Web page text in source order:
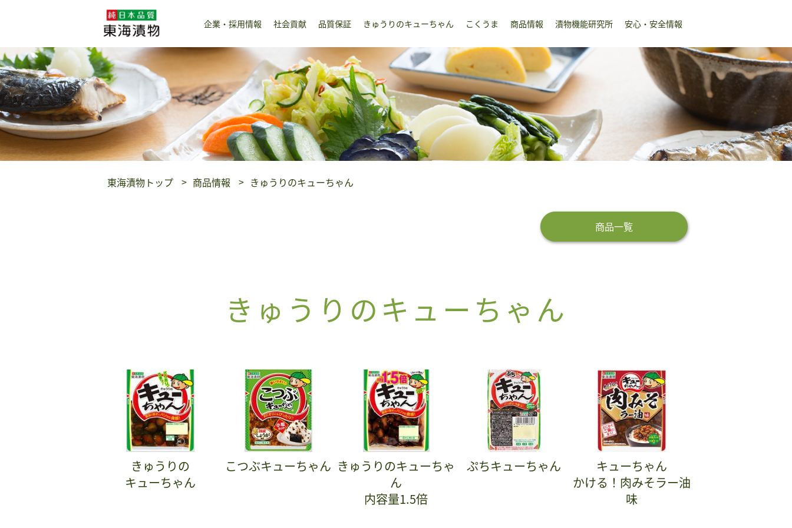
企業・採用情報 社会貢献 品質保証 きゅうりのキューちゃん こくうま 商品情報 漬物機能研究所 安心・安全情報
東海漬物トップ 商品情報 きゅうりのキューちゃん
商品一覧
きゅうりのキューちゃん
きゅうりの
キューちゃん
こつぶキューちゃん きゅうりのキューちゃ
ん
内容量1.5倍
ぷちキューちゃん
キューちゃん
かける！肉みそラー油
味